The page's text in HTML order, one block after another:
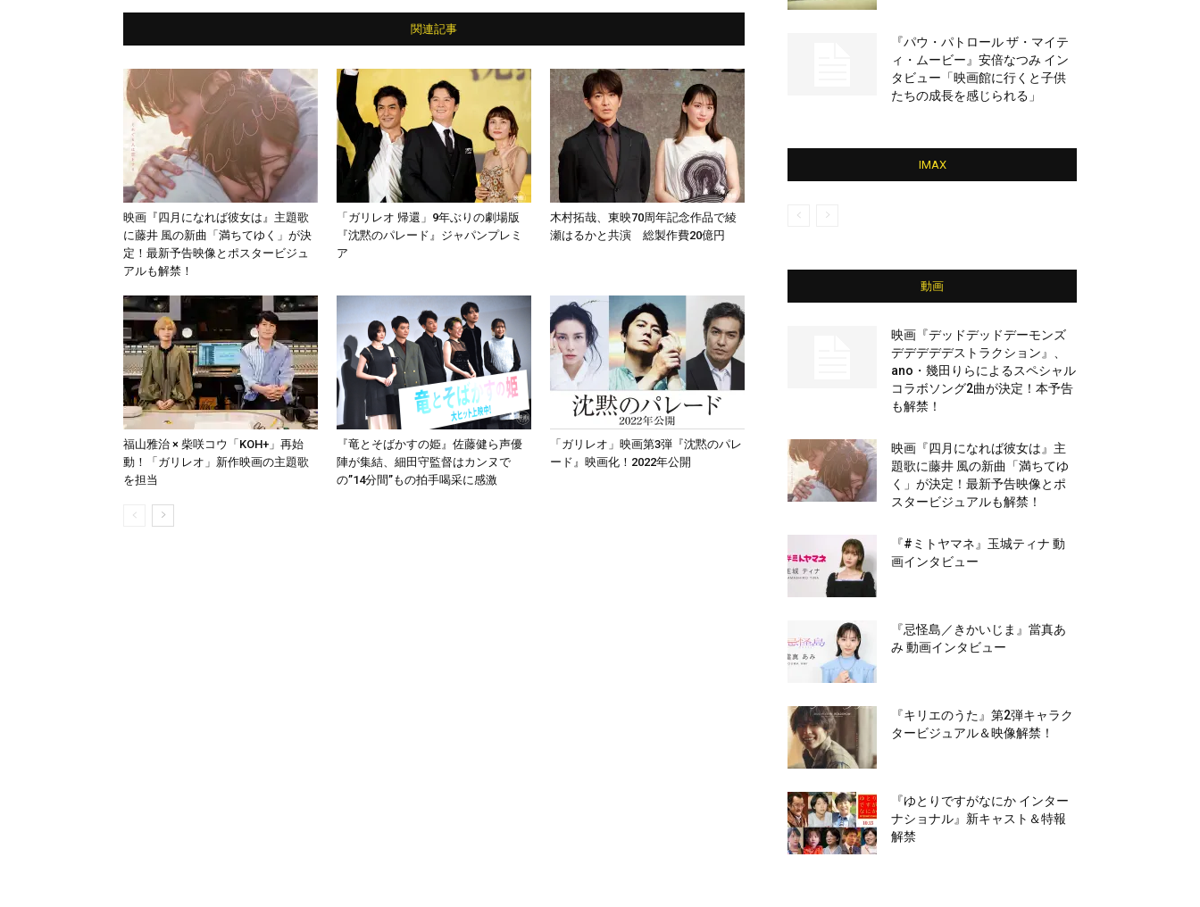
関連記事
映画『四月になれば彼女は』主題歌
に藤井 風の新曲「満ちてゆく」が決
定！最新予告映像とポスタービジュ
アルも解禁！
「ガリレオ 帰還」9年ぶりの劇場版
『沈黙のパレード』ジャパンプレミ
ア
木村拓哉、東映70周年記念作品で綾
瀬はるかと共演 総製作費20億円
福山雅治 × 柴咲コウ「KOH+」再始
動！「ガリレオ」新作映画の主題歌
を担当
『竜とそばかすの姫』佐藤健ら声優
陣が集結、細田守監督はカンヌで
の”14分間”もの拍手喝采に感激
「ガリレオ」映画第3弾『沈黙のパレ
ード』映画化！2022年公開
『パウ・パトロール ザ・マイテ
ィ・ムービー』安倍なつみ イン
タビュー「映画館に行くと子供
たちの成長を感じられる」
IMAX
動画
映画『デッドデッドデーモンズ
デデデデデストラクション』、
ano・幾田りらによるスペシャル
コラボソング2曲が決定！本予告
も解禁！
映画『四月になれば彼女は』主
題歌に藤井 風の新曲「満ちてゆ
く」が決定！最新予告映像とポ
スタービジュアルも解禁！
『#ミトヤマネ』玉城ティナ 動
画インタビュー
『忌怪島／きかいじま』當真あ
み 動画インタビュー
『キリエのうた』第2弾キャラク
タービジュアル＆映像解禁！
『ゆとりですがなにか インター
ナショナル』新キャスト＆特報
解禁